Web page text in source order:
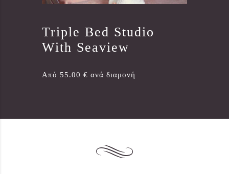
Triple Bed Studio
With Seaview
Από 55.00 € ανά διαμονή